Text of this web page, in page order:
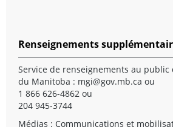
Renseignements
Service de renseignements au
du Manitoba : mgi@gov.mb.ca ou
1 866 626-4862 ou
204 945-3744
Médias : Communications et